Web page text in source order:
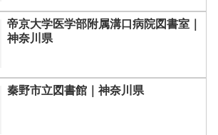
帝京大学医学部附属溝口病院図書室｜
神奈川県
秦野市立図書館｜神奈川県